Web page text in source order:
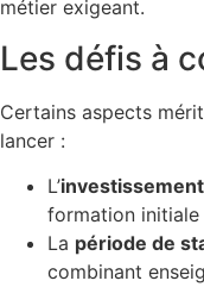
métier exigeant.
Les défis à
Certains aspects
lancer :
L’
formation initiale
La période de
combinant